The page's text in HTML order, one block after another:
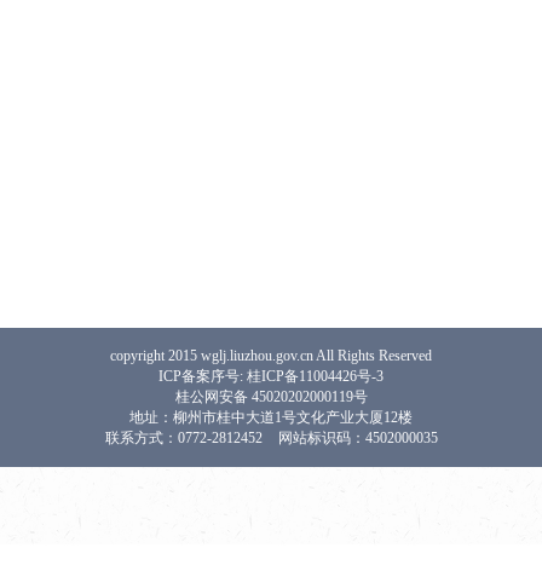
copyright 2015 wglj.liuzhou.gov.cn All Rights Reserved
ICP备案序号: 桂ICP备11004426号-3
桂公网安备 45020202000119号
地址：柳州市桂中大道1号文化产业大厦12楼
联系方式：0772-2812452
网站标识码：4502000035